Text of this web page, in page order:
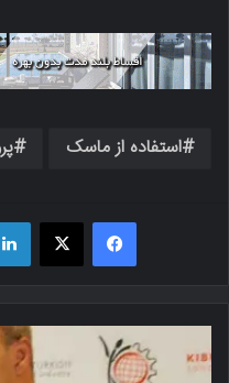
استفاده از ماسک
فیسبوک X